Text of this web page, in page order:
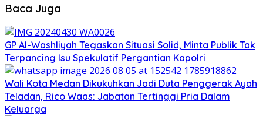
Baca Juga
GP Al-Washliyah Tegaskan Situasi Solid, Minta Publik Tak
Terpancing Isu Spekulatif Pergantian Kapolri
Wali Kota Medan Dikukuhkan Jadi Duta Penggerak Ayah
Teladan, Rico Waas: Jabatan Tertinggi Pria Dalam
Keluarga